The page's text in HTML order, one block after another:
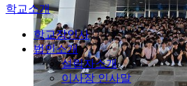
학교소개
학교장인사
법인소개
설립자소개
이사장 인사말